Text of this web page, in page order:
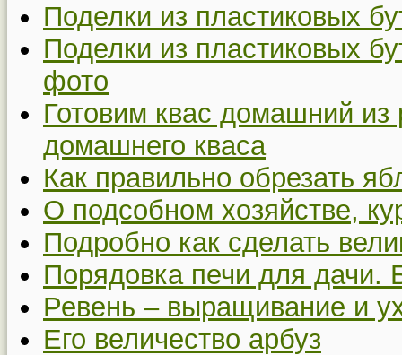
Поделки из пластиковых
Поделки из пластиковых
фото
Готовим квас домашний
домашнего кваса
Как правильно обрезать
О подсобном хозяйстве,
Подробно как сделать
Порядовка печи для дачи.
Ревень – выращивание и
Его величество арбуз